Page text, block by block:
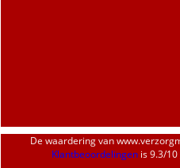
De waardering van
Klantbeoordelingenis9.3/10